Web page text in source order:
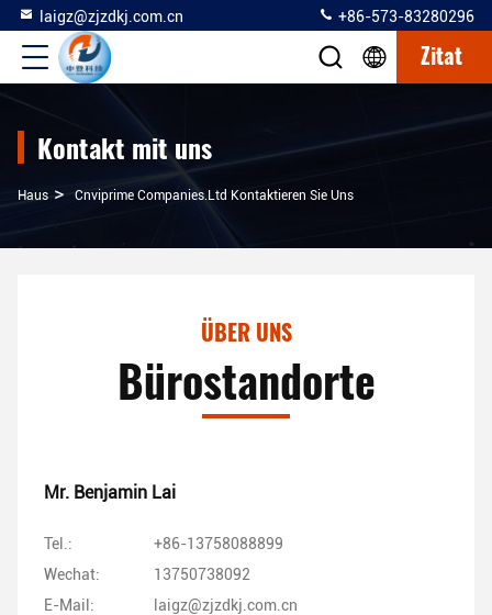
laigz@zjzdkj.com.cn +86-573-83280296
Zitat
Kontakt mit uns
Haus > Cnviprime Companies.Ltd Kontaktieren Sie Uns
ÜBER UNS
Bürostandorte
Mr. Benjamin Lai
Tel.:
+86-13758088899
Wechat:
13750738092
E-Mail:
laigz@zjzdkj.com.cn